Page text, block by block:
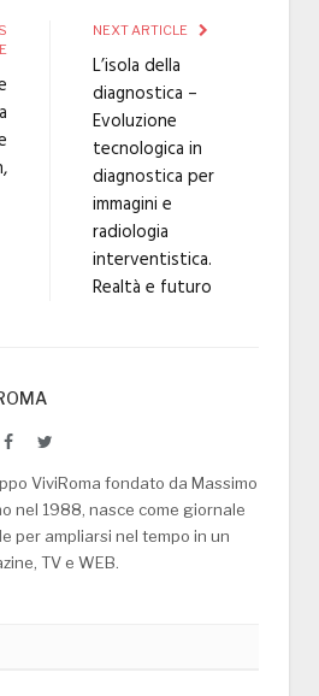
NEXT ARTICLE
L’isola della
diagnostica –
Evoluzione
tecnologica in
diagnostica per
immagini e
radiologia
interventistica.
Realtà e futuro
FacebookTwitter
ViviRoma fondato da Massimo
nel 1988, nasce come giornale
per ampliarsi nel tempo in un
TV e WEB.